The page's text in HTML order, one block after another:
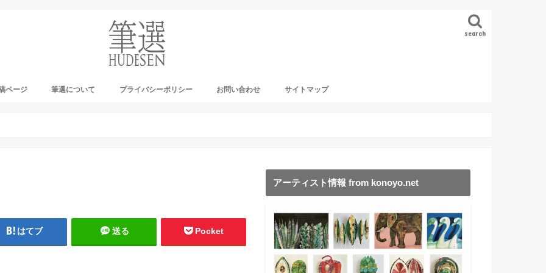
search
ページ 筆選について プライバシーポリシー お問い合わせ サイトマップ
はてブ 送る Pocket
アーティスト情報 from konoyo.net